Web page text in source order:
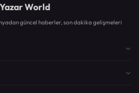
Yazar World
güncel haberler, son dakika gelişmeleri